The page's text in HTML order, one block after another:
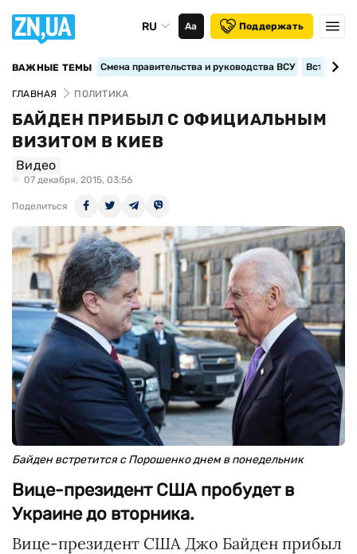
RU Аа Поддержать
ВАЖНЫЕ ТЕМЫ Смена правительства и руководства ВСУ
ГЛАВНАЯ ПОЛИТИКА
БАЙДЕН ПРИБЫЛ С ОФИЦИАЛЬНЫМ
ВИЗИТОМ В КИЕВ
Видео
07 декабря, 2015, 03:56
Поделиться
Байден встретится с Порошенко днем в понедельник
Вице-президент США пробудет в
Украине до вторника.
Вице-президент США Джо Байден прибыл